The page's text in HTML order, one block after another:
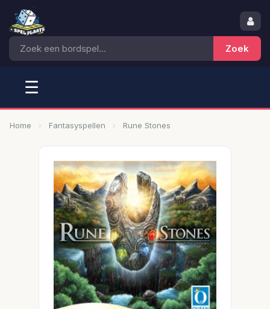
☰
Home Fantasyspellen Rune Stones